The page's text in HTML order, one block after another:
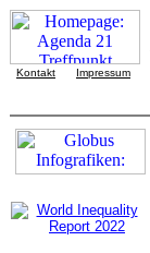
Kontakt Impressum